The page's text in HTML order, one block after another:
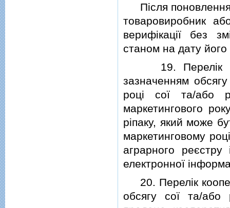
Пiсля поновлення
товаровиробник
верифiкацiї без
станом на дату
19. Перелiк
зазначенням
роцi сої та/або
маркетингового
рiпаку, який може
маркетинговому
аграрного
електронної
20. Перелiк
обсягу сої та/або